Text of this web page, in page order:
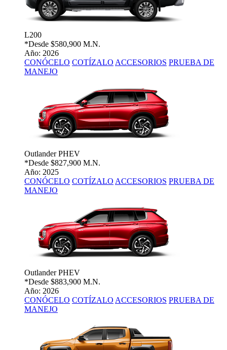
L200
*Desde $580,900 M.N.
Año: 2026
CONÓCELO COTÍZALO ACCESORIOS PRUEBA DE
MANEJO
Outlander PHEV
*Desde $827,900 M.N.
Año: 2025
CONÓCELO COTÍZALO ACCESORIOS PRUEBA DE
MANEJO
Outlander PHEV
*Desde $883,900 M.N.
Año: 2026
CONÓCELO COTÍZALO ACCESORIOS PRUEBA DE
MANEJO